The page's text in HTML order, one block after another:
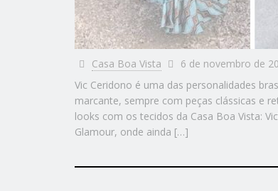
Casa Boa Vista 6 de novembro de
Vic Ceridono é uma das personalidades
marcante, sempre com peças clássicas e
looks com os tecidos da Casa Boa Vista:
Glamour, onde ainda […]